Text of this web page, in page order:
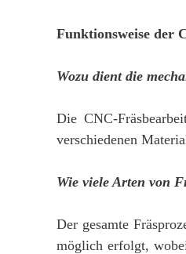
Funktionsweise der
Wozu dient die
Die CNC-
verschiedenen
Wie viele Arten von
Der gesamte
möglich erfolgt,